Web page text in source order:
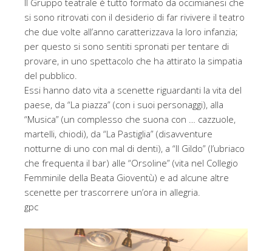
Il Gruppo teatrale è tutto formato da occimianesi che
si sono ritrovati con il desiderio di far rivivere il teatro
che due volte all’anno caratterizzava la loro infanzia;
per questo si sono sentiti spronati per tentare di
provare, in uno spettacolo che ha attirato la simpatia
del pubblico.
Essi hanno dato vita a scenette riguardanti la vita del
paese, da “La piazza” (con i suoi personaggi), alla
“Musica” (un complesso che suona con … cazzuole,
martelli, chiodi), da “La Pastiglia” (disavventure
notturne di uno con mal di denti), a “Il Gildo” (l’ubriaco
che frequenta il bar) alle “Orsoline” (vita nel Collegio
Femminile della Beata Gioventù) e ad alcune altre
scenette per trascorrere un’ora in allegria.
gpc